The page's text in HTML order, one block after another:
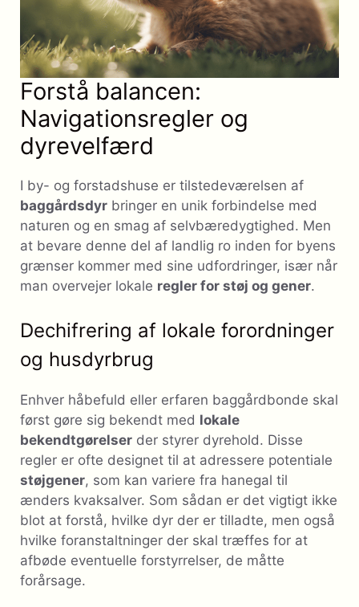
Forstå balancen:
Navigationsregler og
dyrevelfærd
I by- og forstadshuse er tilstedeværelsen af
baggårdsdyr bringer en unik forbindelse med
naturen og en smag af selvbæredygtighed. Men
at bevare denne del af landlig ro inden for byens
grænser kommer med sine udfordringer, især når
man overvejer lokale regler for støj og gener.
Dechifrering af lokale forordninger
og husdyrbrug
Enhver håbefuld eller erfaren baggårdbonde skal
først gøre sig bekendt med lokale
bekendtgørelser der styrer dyrehold. Disse
regler er ofte designet til at adressere potentiale
støjgener, som kan variere fra hanegal til
ænders kvaksalver. Som sådan er det vigtigt ikke
blot at forstå, hvilke dyr der er tilladte, men også
hvilke foranstaltninger der skal træffes for at
afbøde eventuelle forstyrrelser, de måtte
forårsage.